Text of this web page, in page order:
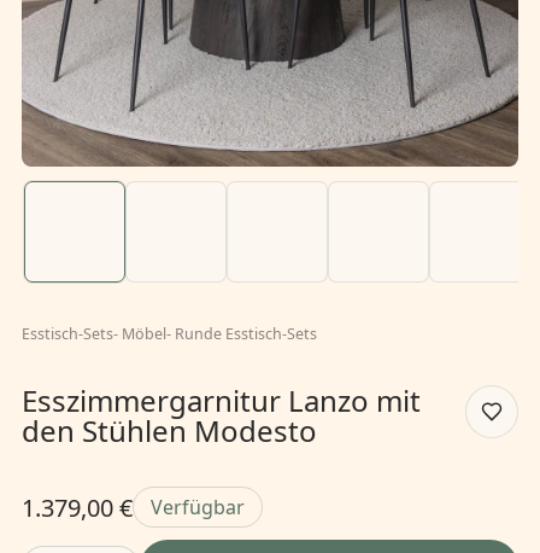
Esstisch-Sets- Möbel- Runde Esstisch-Sets
Esszimmergarnitur Lanzo mit
den Stühlen Modesto
1.379,00 € Verfügbar